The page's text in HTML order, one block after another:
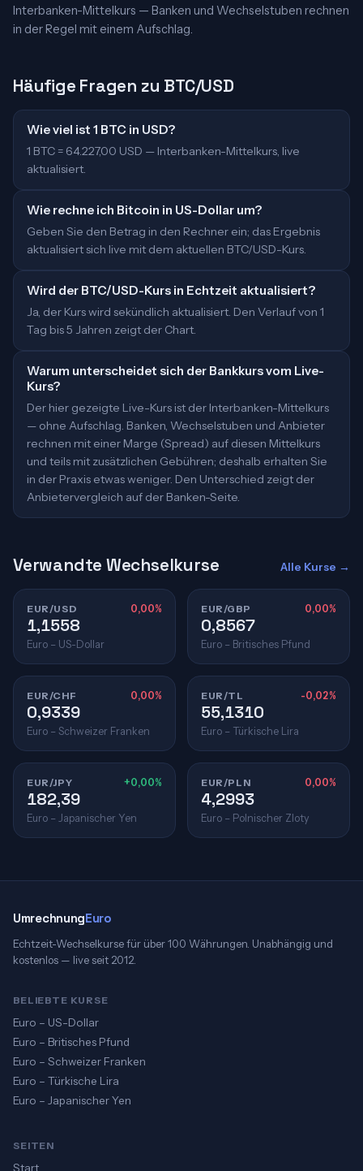
Interbanken-Mittelkurs — Banken und Wechselstuben rechnen
in der Regel mit einem Aufschlag.
Häufige Fragen zu BTC/USD
Wie viel ist 1 BTC in USD?
1 BTC = 64.227,00 USD — Interbanken-Mittelkurs, live
aktualisiert.
Wie rechne ich Bitcoin in US-Dollar um?
Geben Sie den Betrag in den Rechner ein; das Ergebnis
aktualisiert sich live mit dem aktuellen BTC/USD-Kurs.
Wird der BTC/USD-Kurs in Echtzeit aktualisiert?
Ja, der Kurs wird sekündlich aktualisiert. Den Verlauf von 1
Tag bis 5 Jahren zeigt der Chart.
Warum unterscheidet sich der Bankkurs vom Live-
Kurs?
Der hier gezeigte Live-Kurs ist der Interbanken-Mittelkurs
— ohne Aufschlag. Banken, Wechselstuben und Anbieter
rechnen mit einer Marge (Spread) auf diesen Mittelkurs
und teils mit zusätzlichen Gebühren; deshalb erhalten Sie
in der Praxis etwas weniger. Den Unterschied zeigt der
Anbietervergleich auf der Banken-Seite.
Verwandte Wechselkurse Alle Kurse →
EUR/USD 0,00%
1,1558
Euro – US-Dollar
EUR/GBP 0,00%
0,8567
Euro – Britisches Pfund
EUR/CHF 0,00%
0,9339
Euro – Schweizer Franken
EUR/TL -0,02%
55,1310
Euro – Türkische Lira
EUR/JPY +0,00%
182,39
Euro – Japanischer Yen
EUR/PLN 0,00%
4,2993
Euro – Polnischer Zloty
UmrechnungEuro
Echtzeit-Wechselkurse für über 100 Währungen. Unabhängig und
kostenlos — live seit 2012.
BELIEBTE KURSE
Euro – US-Dollar
Euro – Britisches Pfund
Euro – Schweizer Franken
Euro – Türkische Lira
Euro – Japanischer Yen
SEITEN
Start